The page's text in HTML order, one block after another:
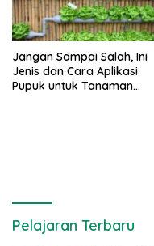
Jangan Sampai Salah, Ini
Jenis dan Cara Aplikasi
Pupuk untuk Tanaman
Pelajaran Terbaru